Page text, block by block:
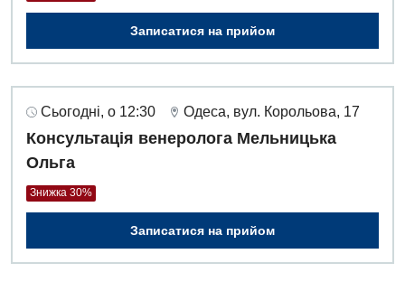
Дитяча офтальмологія
Дитяча хірургія
Педіатрія
Записатися на прийом
Сьогодні, о 12:30 Одеса, вул. Корольова, 17
Консультація венеролога Мельницька
Ольга
Знижка 30%
Записатися на прийом